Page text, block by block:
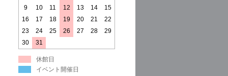
9
10 11 12 13 14
15
16
17 18 19 20 21
22
23
24 25 26 27 28
29
30
31
休館日
イベント開催日